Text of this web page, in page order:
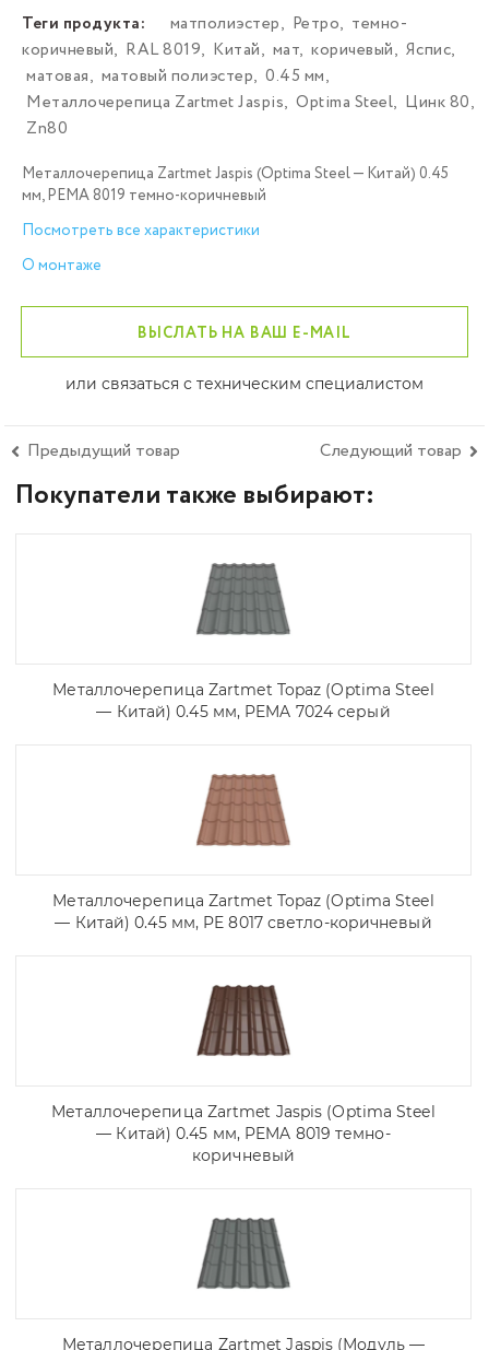
Теги продукта:
матполиэстер, Ретро, темно-
коричневый, RAL 8019, Китай, мат, коричевый, Яспис,
матовая, матовый полиэстер, 0.45 мм,
Металлочерепица Zartmet Jaspis, Optima Steel, Цинк 80,
Zn80
Металлочерепица Zartmet Jaspis (Optima Steel — Китай) 0.45
мм, РЕМА 8019 темно-коричневый
Посмотреть все характеристики
О монтаже
ВЫСЛАТЬ НА ВАШ E-MAIL
или связаться с техническим специалистом
Предыдущий товар Следующий товар
Покупатели также выбирают:
Металлочерепица Zartmet Topaz (Optima Steel
— Китай) 0.45 мм, PEMA 7024 серый
Металлочерепица Zartmet Topaz (Optima Steel
— Китай) 0.45 мм, PE 8017 светло-коричневый
Металлочерепица Zartmet Jaspis (Optima Steel
— Китай) 0.45 мм, PEMA 8019 темно-
коричневый
Металлочерепица Zartmet Jaspis (Модуль —